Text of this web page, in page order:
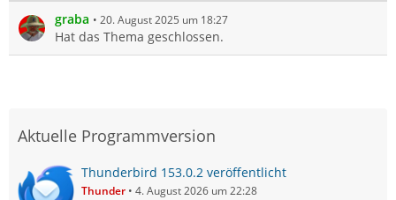
graba 20. August 2025 um 18:27
Hat das Thema geschlossen.
Aktuelle Programmversion
Thunderbird 153.0.2 veröffentlicht
Thunder 4. August 2026 um 22:28